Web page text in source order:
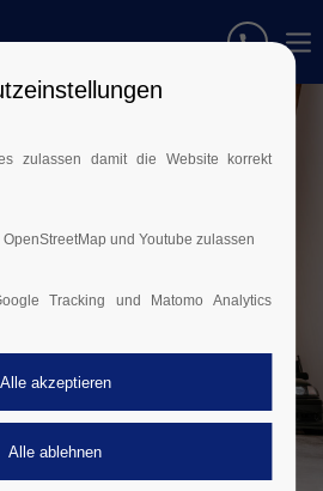
zulassen damit die Website korrekt
und Youtube zulassen
Tracking und Matomo Analytics